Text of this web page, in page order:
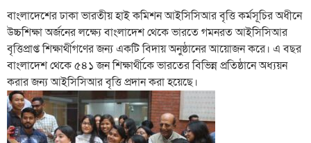
বাংলাদেশের ঢাকা ভারতীয় হাই কমিশন আইসিসিআর বৃত্তি কর্মসূচির অধীনে
উচ্চশিক্ষা অর্জনের লক্ষ্যে বাংলাদেশ থেকে ভারতে গমনরত আইসিসিআর
বৃত্তিপ্রাপ্ত শিক্ষার্থীগণের জন্য একটি বিদায় অনুষ্ঠানের আয়োজন করে। এ বছর
বাংলাদেশ থেকে ৫৪১ জন শিক্ষার্থীকে ভারতের বিভিন্ন প্রতিষ্ঠানে অধ্যয়ন
করার জন্য আইসিসিআর বৃত্তি প্রদান করা হয়েছে।